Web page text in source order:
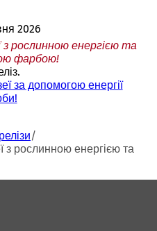
2026
з рослинною енергією та
фарбою!
за допомогою енергії
з рослинною енергією та